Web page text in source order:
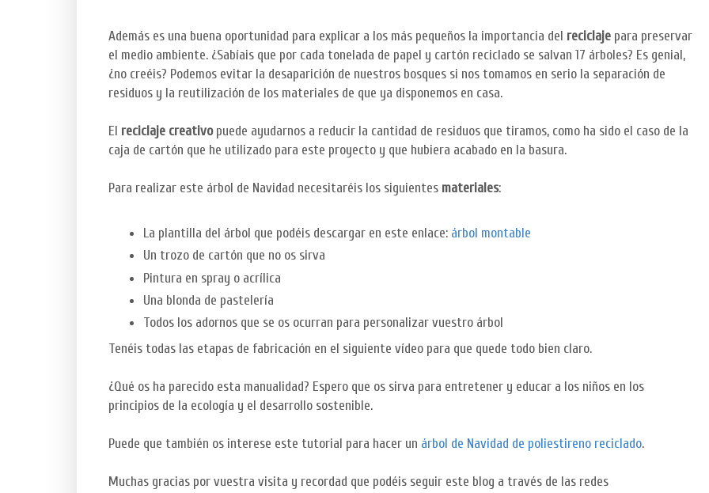
Además es una buena oportunidad para explicar a los más pequeños la importancia del reciclaje para preservar
el medio ambiente. ¿Sabíais que por cada tonelada de papel y cartón reciclado se salvan 17 árboles? Es genial,
¿no creéis? Podemos evitar la desaparición de nuestros bosques si nos tomamos en serio la separación de
residuos y la reutilización de los materiales de que ya disponemos en casa.
El reciclaje creativopuede ayudarnos a reducir la cantidad de residuos que tiramos, como ha sido el caso de la
caja de cartón que he utilizado para este proyecto y que hubiera acabado en la basura.
Para realizar este árbol de Navidad necesitaréis los siguientes materiales:
La plantilla del árbol que podéis descargar en este enlace: árbol montable
Un trozo de cartón que no os sirva
Pintura en spray o acrílica
Una blonda de pastelería
Todos los adornos que se os ocurran para personalizar vuestro árbol
Tenéis todas las etapas de fabricación en el siguiente vídeo para que quede todo bien claro.
¿Qué os ha parecido esta manualidad? Espero que os sirva para entretener y educar a los niños en los
principios de la ecología y el desarrollo sostenible.
Puede que también os interese este tutorial para hacer un árbol de Navidad de poliestireno reciclado.
Muchas gracias por vuestra visita y recordad que podéis seguir este blog a través de las redes